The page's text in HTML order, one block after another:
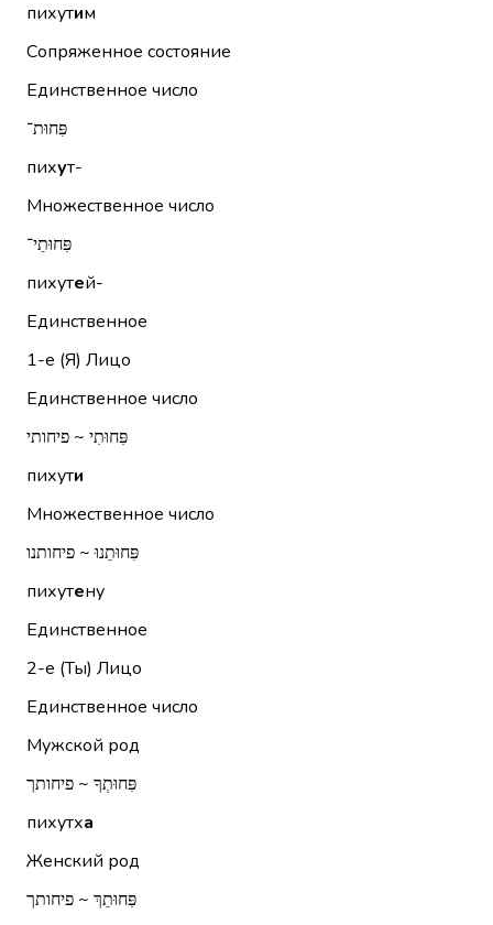
пихутим
Сопряженное состояние
Единственное число
פִּחוּת־
пихут-
Множественное число
פִּחוּתֵי־
пихутей-
Единственное
1-е (Я) Лицо
Единственное число
פִּחוּתִי ~ פיחותי
пихути
Множественное число
פִּחוּתֵנוּ ~ פיחותנו
пихутену
Единственное
2-е (Ты) Лицо
Единственное число
Мужской род
פִּחוּתְךָ ~ פיחותך
пихутха
Женский род
פִּחוּתֵךְ ~ פיחותך